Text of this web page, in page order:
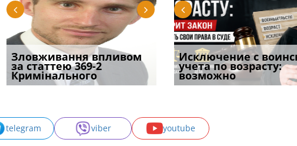
Якщо суд встановив для
відшкодування шкоди
наявніс
Документи, на яких не
проставляється
апостиль: пер
Зловживання впливом
за статтею 369-2
Кримінального
Переоформлення
відстрочки за іншою
підставою: нов
Особливості захисту у
кримінальному
провадженні: я
Исключение с
учета по возрасту:
возможно
Восьмий ААС
підтвердив, що
може скас
telegram viber youtube